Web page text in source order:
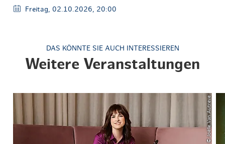
Freitag, 02.10.2026, 20:00
DAS KÖNNTE SIE AUCH INTERESSIEREN
Weitere Veranstaltungen
© Joëlle Van Autreve